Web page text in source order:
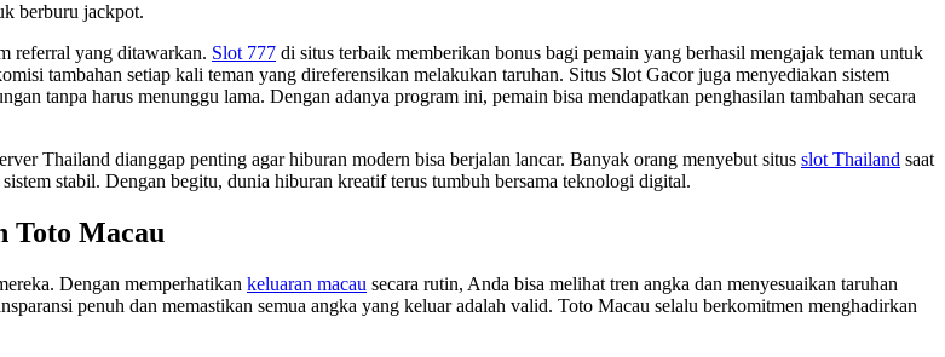
berburu jackpot.
referral yang ditawarkan. Slot 777 di situs terbaik memberikan bonus bagi pemain yang berhasil mengajak teman untuk
tambahan setiap kali teman yang direferensikan melakukan taruhan. Situs Slot Gacor juga menyediakan sistem
tanpa harus menunggu lama. Dengan adanya program ini, pemain bisa mendapatkan penghasilan tambahan secara
Thailand dianggap penting agar hiburan modern bisa berjalan lancar. Banyak orang menyebut situs slot Thailand saat
stabil. Dengan begitu, dunia hiburan kreatif terus tumbuh bersama teknologi digital.
Toto Macau
Dengan memperhatikan keluaran macau secara rutin, Anda bisa melihat tren angka dan menyesuaikan taruhan
penuh dan memastikan semua angka yang keluar adalah valid. Toto Macau selalu berkomitmen menghadirkan